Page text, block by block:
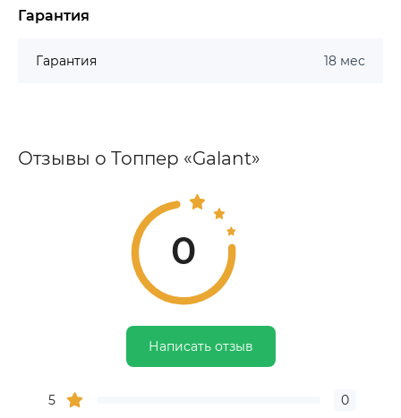
Гарантия
Гарантия 18 мес
Отзывы о Топпер «Galant»
0
Написать отзыв
5
0